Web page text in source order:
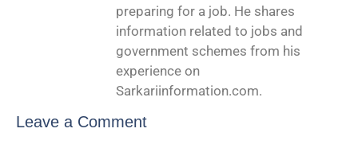
preparing for a job. He shares
information related to jobs and
government schemes from his
experience on
Sarkariinformation.com.
Leave a Comment